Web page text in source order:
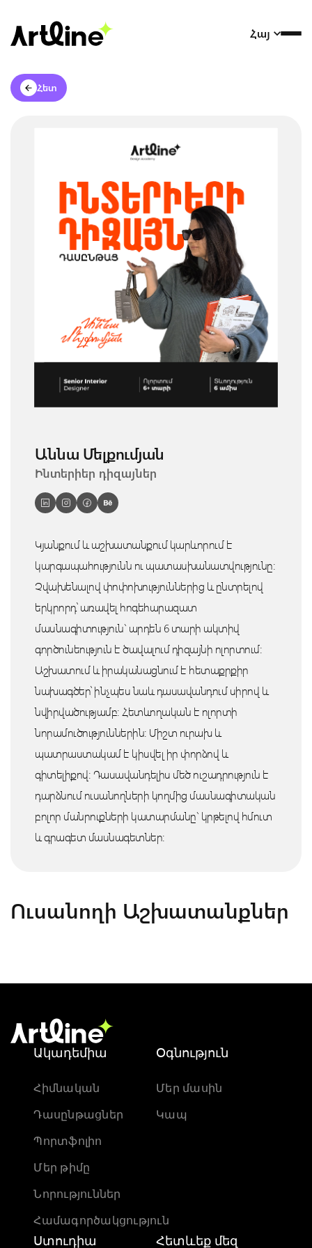
Հայ
Հետ
Աննա Մելքումյան
Ինտերիեր դիզայներ
Կյանքում և աշխատանքում կարևորում է
կարգապահությունն ու պատասխանատվությունը:
Չվախենալով փոփոխություններից և ընտրելով
երկրորդ՝ առավել հոգեհարազատ
մասնագիտություն` արդեն 6 տարի ակտիվ
գործունեություն է ծավալում դիզայնի ոլորտում։
Աշխատում և իրականացնում է հետաքրքիր
նախագծեր՝ ինչպես նաև դասավանդում սիրով և
նվիրվածությամբ։ Հետևողական է ոլորտի
նորամուծություններին: Միշտ ուրախ և
պատրաստակամ է կիսվել իր փորձով և
գիտելիքով։ Դասավանդելիս մեծ ուշադրություն է
դարձնում ուսանողների կողմից մասնագիտական
բոլոր մանրուքների կատարմանը` կրթելով հմուտ
և գրագետ մասնագետներ:
Ուսանողի Աշխատանքներ
Ակադեմիա
Հիմնական
Դասընթացներ
Պորտֆոլիո
Մեր թիմը
Նորություններ
Համագործակցություն
Օգնություն
Մեր մասին
Կապ
Ստուդիա Հետևեք մեզ